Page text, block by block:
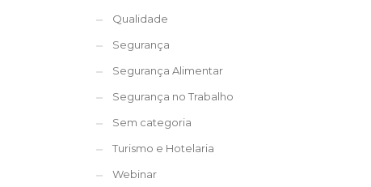
Qualidade
Segurança
Segurança Alimentar
Segurança no Trabalho
Sem categoria
Turismo e Hotelaria
Webinar